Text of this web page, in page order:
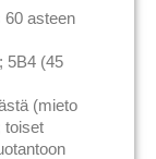
60 asteen
5B4 (45
(mieto
toiset